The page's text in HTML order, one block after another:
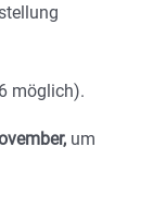
möglich).
um